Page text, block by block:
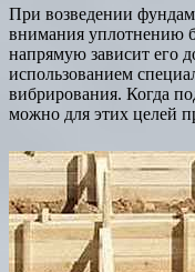
При возведении
внимания уплотнению
напрямую зависит его
использованием
вибрирования. Когда
можно для этих целей